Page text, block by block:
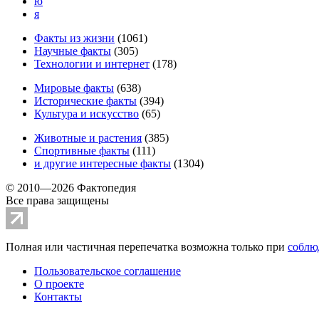
я
Факты из жизни (1061)
Научные факты (305)
Технологии и интернет (178)
Мировые факты (638)
Исторические факты (394)
Культура и искусство (65)
Животные и растения (385)
Спортивные факты (111)
и другие интересные факты (1304)
© 2010—2026 Фактопедия
Все права защищены
Полная или частичная перепечатка возможна только при
Пользовательское соглашение
О проекте
Контакты